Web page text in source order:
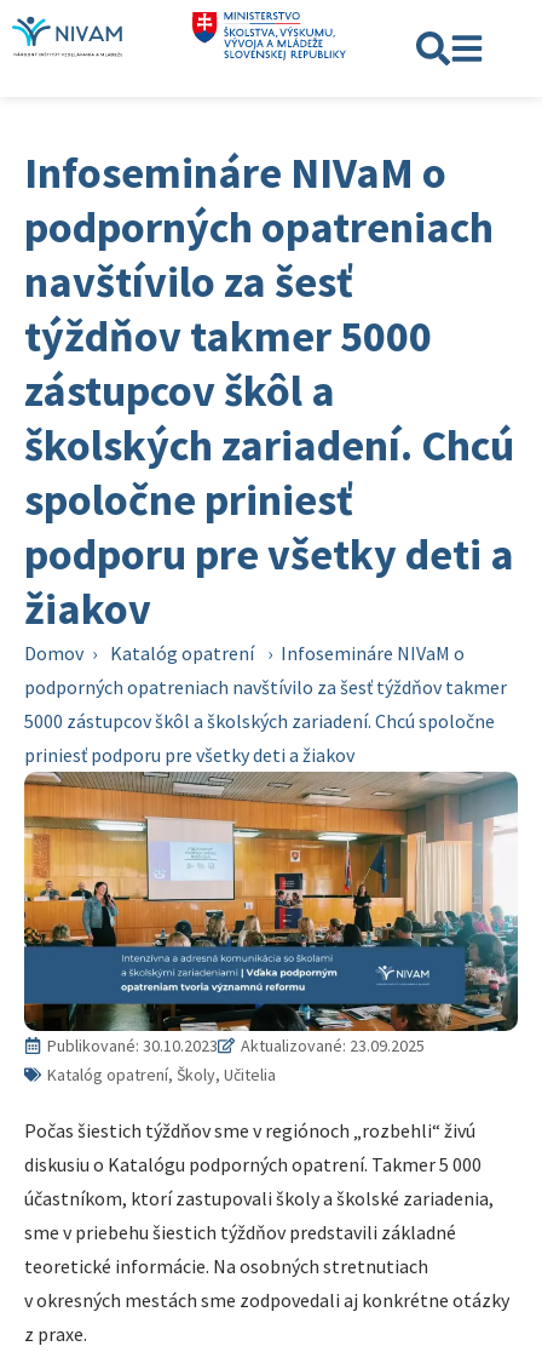
Infosemináre NIVaM o
podporných opatreniach
navštívilo za šesť
týždňov takmer 5000
zástupcov škôl a
školských zariadení. Chcú
spoločne priniesť
podporu pre všetky deti a
žiakov
Domov › Katalóg opatrení › Infosemináre NIVaM o
podporných opatreniach navštívilo za šesť týždňov takmer
5000 zástupcov škôl a školských zariadení. Chcú spoločne
priniesť podporu pre všetky deti a žiakov
Publikované: 30.10.2023
Aktualizované: 23.09.2025
Katalóg opatrení, Školy, Učitelia
Počas šiestich týždňov sme v regiónoch „rozbehli“ živú
diskusiu o Katalógu podporných opatrení. Takmer 5 000
účastníkom, ktorí zastupovali školy a školské zariadenia,
sme v priebehu šiestich týždňov predstavili základné
teoretické informácie. Na osobných stretnutiach
v okresných mestách sme zodpovedali aj konkrétne otázky
z praxe.